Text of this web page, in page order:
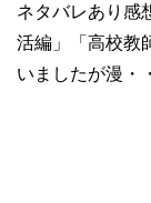
ネタバレあり感
活編」「高校教
いましたが漫・